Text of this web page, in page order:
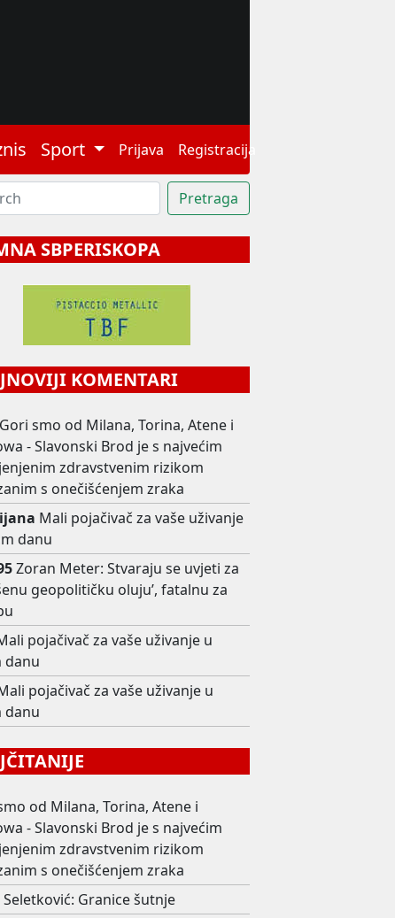
Sport Prijava Registracija
SBPERISKOPA
KOMENTARI
Gori smo od Milana, Torina, Atene i
- Slavonski Brod je s najvećim
zdravstvenim rizikom
s onečišćenjem zraka
Mali pojačivač za vaše uživanje
danu
Zoran Meter: Stvaraju se uvjeti za
geopolitičku oluju’, fatalnu za
pojačivač za vaše uživanje u
danu
pojačivač za vaše uživanje u
danu
od Milana, Torina, Atene i
- Slavonski Brod je s najvećim
zdravstvenim rizikom
s onečišćenjem zraka
Seletković: Granice šutnje